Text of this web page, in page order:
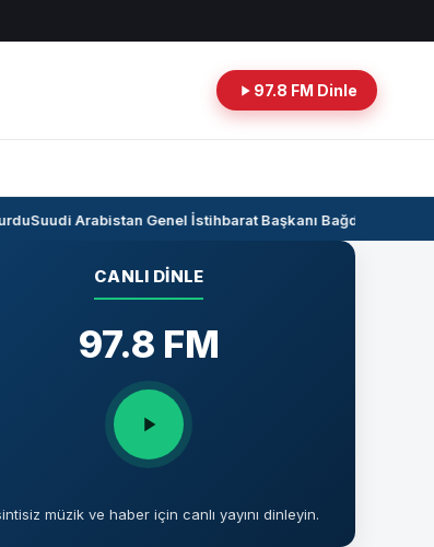
97.8 FM Dinle
Suudi Arabistan Genel İstihbarat Başkanı Bağdat’ta
CANLI DINLE
97.8 FM
müzik ve haber için canlı yayını dinleyin.